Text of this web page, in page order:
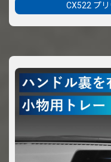
CX522 プ